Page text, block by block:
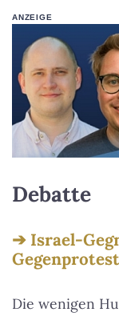
ANZEIGE
Debatte
Israel-
Die wenigen